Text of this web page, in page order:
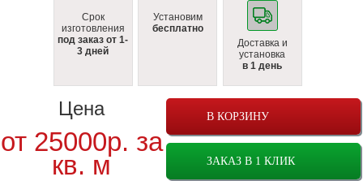
Срок
изготовления
под заказ от 1-
3 дней
Установим
бесплатно
Доставка и
установка
в 1 день
В КОРЗИНУ
ЗАКАЗ В 1 КЛИК
Цена
от 25000р. за
кв. м